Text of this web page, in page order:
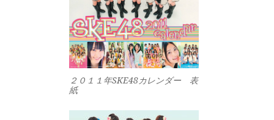
２０１１年SKE48カレンダー 表
紙